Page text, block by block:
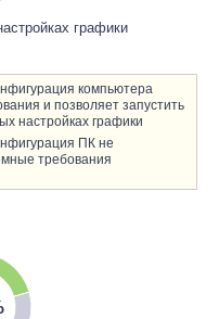
графики
компьютера
и позволяет запустить
настройках графики
ПК не
требования